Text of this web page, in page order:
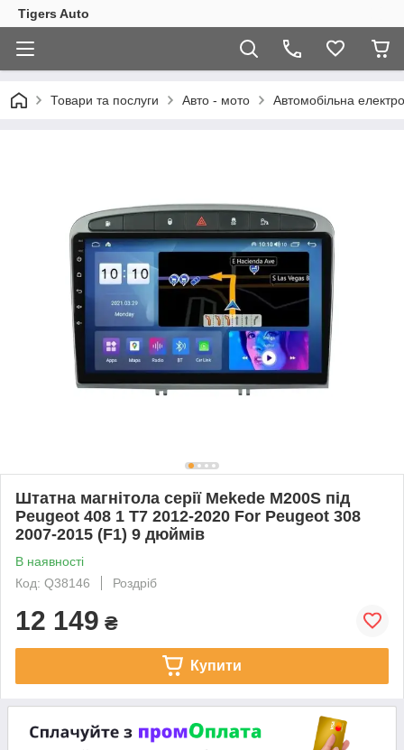
Tigers Auto
Товари та послуги Авто - мото Автомобільна
Штатна магнітола серії Mekede M200S під
Peugeot 408 1 T7 2012-2020 For Peugeot 308
2007-2015 (F1) 9 дюймів
В наявності
Код: Q38146
Роздріб
12 149 ₴
Купити